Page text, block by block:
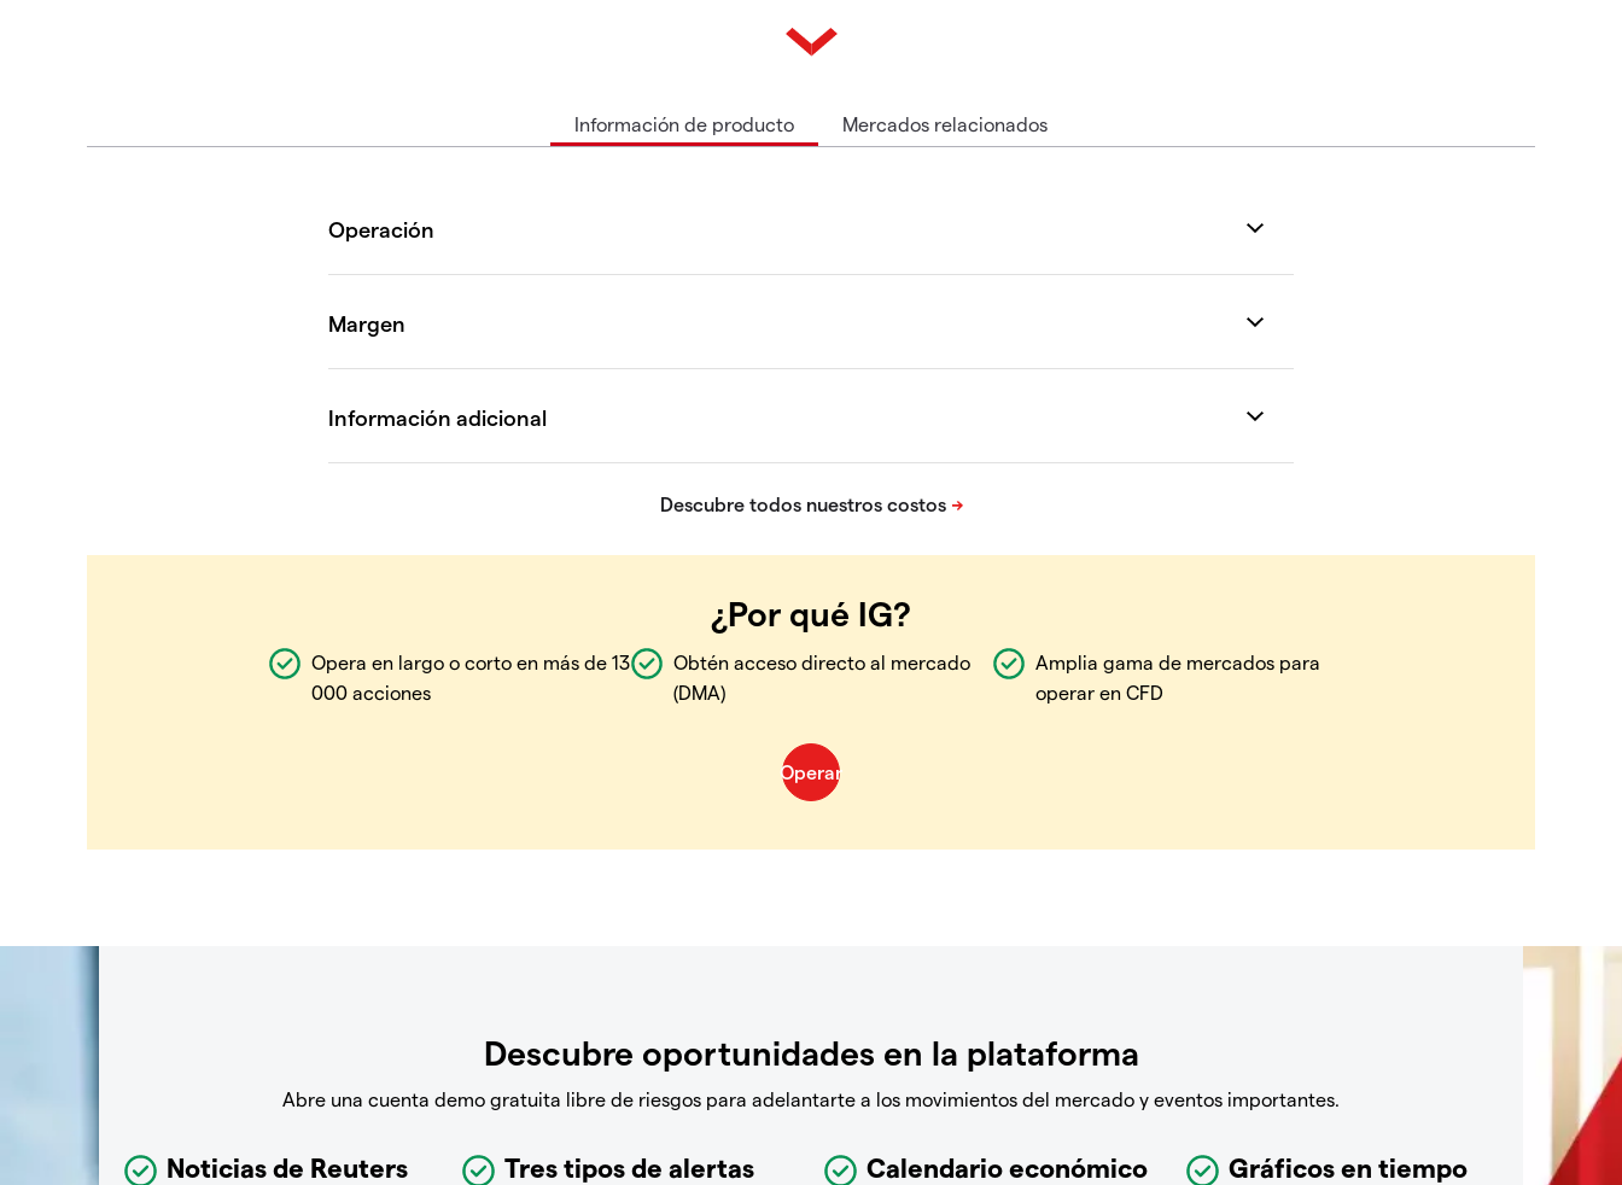
Información de producto Mercados relacionados
¿Por qué IG?
Opera en largo o corto en más de 13
000 acciones
Obtén acceso directo al mercado
(DMA)
Amplia gama de mercados para
operar en CFD
Descubre oportunidades en la plataforma
Abre una cuenta demo gratuita libre de riesgos para adelantarte a los movimientos del mercado y eventos importantes.
Noticias de Reuters Tres tipos de alertas Calendario económico
Gráficos en tiempo